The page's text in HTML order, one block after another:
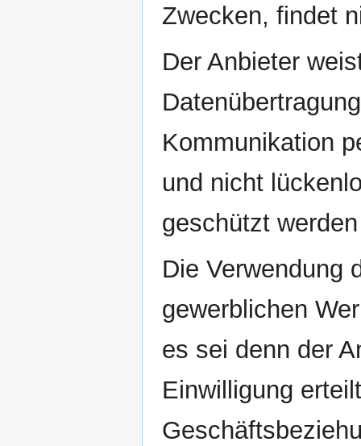
Zwecken, findet
Der Anbieter
Kommunikation
und nicht
geschützt
Die Verwendung
gewerblichen
es sei denn der
Einwilligung